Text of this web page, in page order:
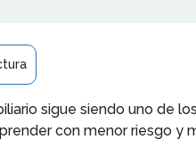
sigue siendo uno de
con menor riesgo y